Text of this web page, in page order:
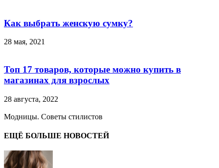
Как выбрать женскую сумку?
28 мая, 2021
Топ 17 товаров, которые можно купить в
магазинах для взрослых
28 августа, 2022
Модницы. Советы стилистов
ЕЩЁ БОЛЬШЕ НОВОСТЕЙ